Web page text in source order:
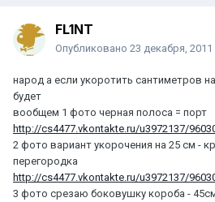
FL1NT
Опубликовано 23 декабря, 2011
народ а если укоротить сантиметров
будет
вообщем 1 фото черная полоса = порт
http://cs4477.vkontakte.ru/u3972137/
2 фото вариант укорочения на 25 см -
перегородка
http://cs4477.vkontakte.ru/u3972137/
3 фото срезаю боковушку короба -